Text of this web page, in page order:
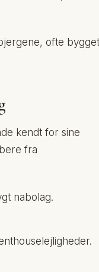
ofte bygget
kendt for sine
fra
nabolag.